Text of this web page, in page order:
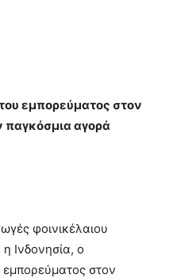
εμπορεύματος στον
παγκόσμια αγορά
φοινικέλαιου
Ινδονησία, ο
στον